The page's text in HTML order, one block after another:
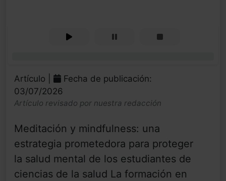
Artículo |
Fecha de publicación:
03/07/2026
Artículo revisado por nuestra redacción
Meditación y mindfulness: una
estrategia prometedora para proteger
la salud mental de los estudiantes de
ciencias de la salud La formación en